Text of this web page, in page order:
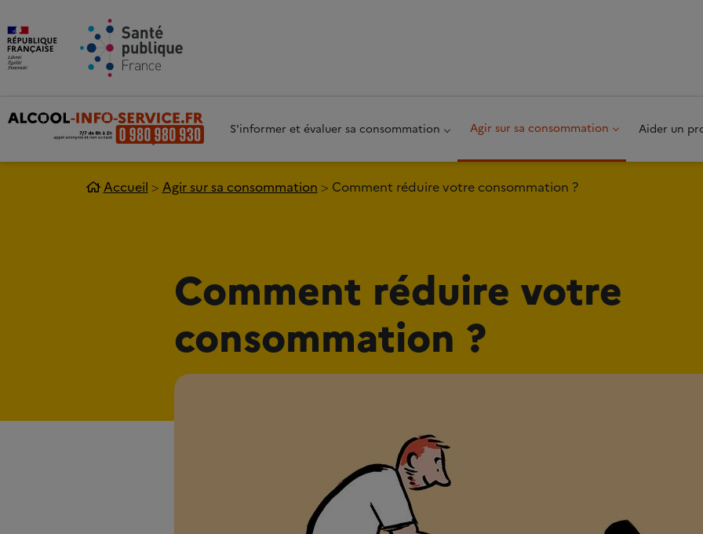
S'informer et évaluer sa consommation Agir sur sa consommation Aider un
Accueil Agir sur sa consommation Comment réduire votre consommation ?
Comment réduire votre
consommation ?